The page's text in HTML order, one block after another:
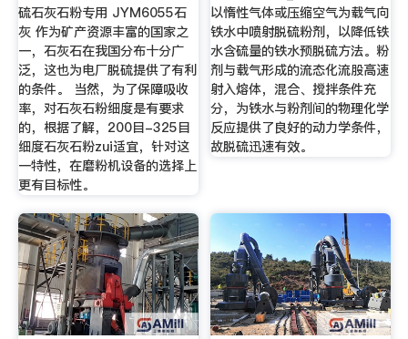
硫石灰石粉专用 JYM6055石
灰 作为矿产资源丰富的国家之
一，石灰石在我国分布十分广
泛，这也为电厂脱硫提供了有利
的条件。 当然，为了保障吸收
率，对石灰石粉细度是有要求
的，根据了解，200目-325目
细度石灰石粉zui适宜，针对这
一特性，在磨粉机设备的选择上
更有目标性。
以惰性气体或压缩空气为载气向
铁水中喷射脱硫粉剂，以降低铁
水含硫量的铁水预脱硫方法。粉
剂与载气形成的流态化流股高速
射入熔体，混合、搅拌条件充
分，为铁水与粉剂间的物理化学
反应提供了良好的动力学条件，
故脱硫迅速有效。